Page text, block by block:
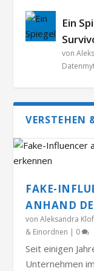
Ein
von
VERSTEHEN
FAKE-
ANHAND
vonAleksandra
& Einordnen
0
Seit einigen
Unternehmen